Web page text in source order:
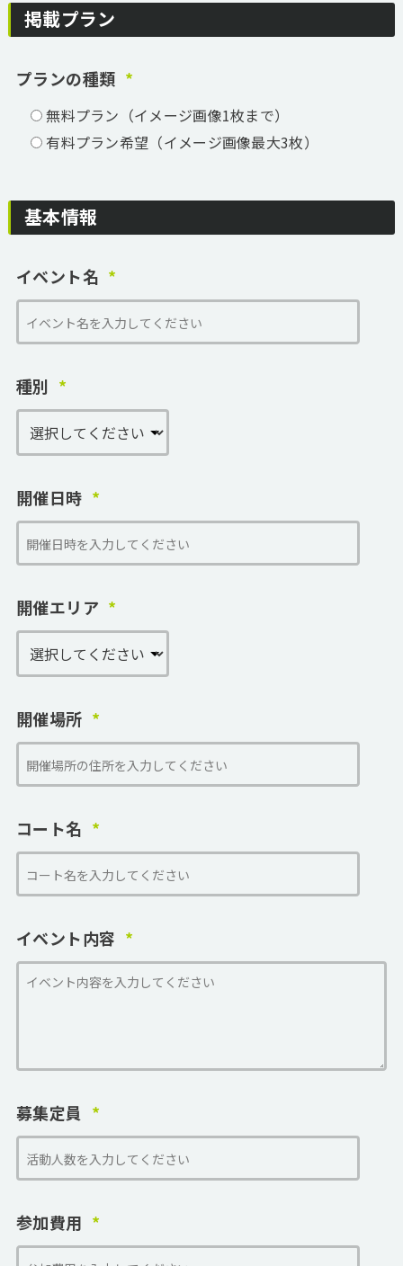
掲載プラン
プランの種類
無料プラン（イメージ画像1枚まで）
有料プラン希望（イメージ画像最大3枚）
基本情報
イベント名
種別
開催日時
開催エリア
開催場所
コート名
イベント内容
募集定員
参加費用